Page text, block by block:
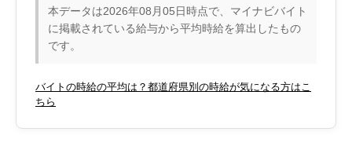
本データは2026年08月05日時点で、マイナビバイト
に掲載されている給与から平均時給を算出したもの
です。
バイトの時給の平均は？都道府県別の時給が気になる方はこ
ちら